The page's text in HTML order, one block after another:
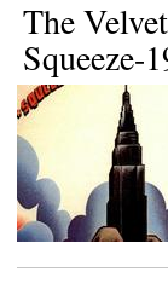
The
Squeeze-